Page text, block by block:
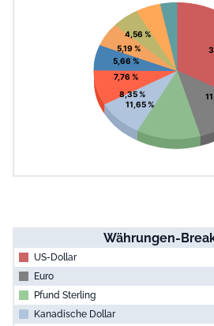
Pie chart with 10 slices.
View as data table,
11,65 %
8,35 %
7,76 %
5,66 %
5,19 %
4,56 %
Währungen-
US-Dollar
Euro
Pfund Sterling
Kanadische Dollar